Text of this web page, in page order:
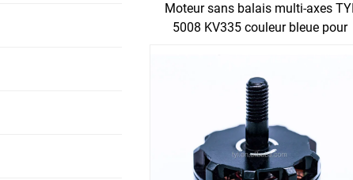
Moteur sans balais multi-axes TYI
5008 KV335 couleur bleue pour